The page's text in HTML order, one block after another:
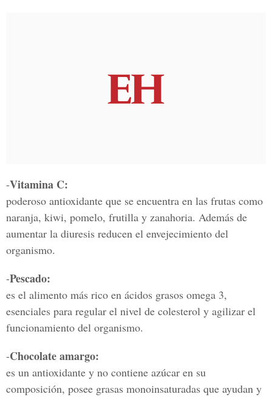
-Vitamina C:
poderoso antioxidante que se encuentra en las frutas como
naranja, kiwi, pomelo, frutilla y zanahoria. Además de
aumentar la diuresis reducen el envejecimiento del
organismo.
-Pescado:
es el alimento más rico en ácidos grasos omega 3,
esenciales para regular el nivel de colesterol y agilizar el
funcionamiento del organismo.
-Chocolate amargo:
es un antioxidante y no contiene azúcar en su
composición, posee grasas monoinsaturadas que ayudan y